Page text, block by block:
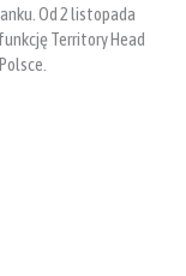
Od 2 listopada
Territory Head